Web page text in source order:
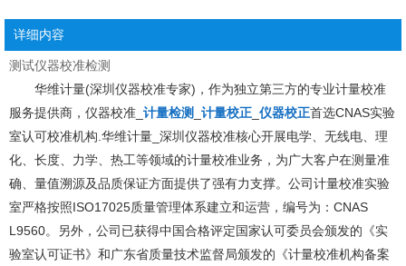
详细内容
测试仪器校准检测
华维计量(深圳 仪器校准专家)，作为独立第三方的专业计量校准
服务提供商，仪器校准_ 计量检测 计量校正 仪器校正首选CNAS实验
室认可校准机构.华维计量_深圳仪器校准核心开展电学、无线电、理
化、长度、力学、热工等领域的计量校准业务，为广大客户在测量准
确、量值溯源及品质保证方面提供了强有力支撑。公司计量校准实验
室严格按照ISO17025质量管理体系建立和运营，编号为：CNAS
L9560。另外，公司已获得中国合格评定国家认可委员会颁发的 《实
验室认可证书》和广东省质量技术监督局颁发的《计量校准机构备案